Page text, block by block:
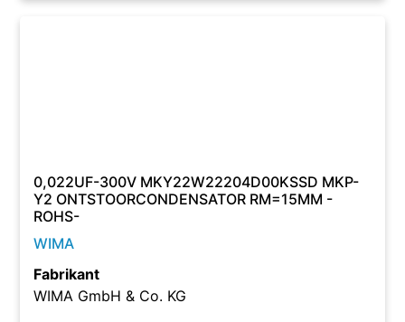
0,022UF-300V MKY22W22204D00KSSD MKP-
Y2 ONTSTOORCONDENSATOR RM=15MM -
ROHS-
WIMA
Fabrikant
WIMA GmbH & Co. KG